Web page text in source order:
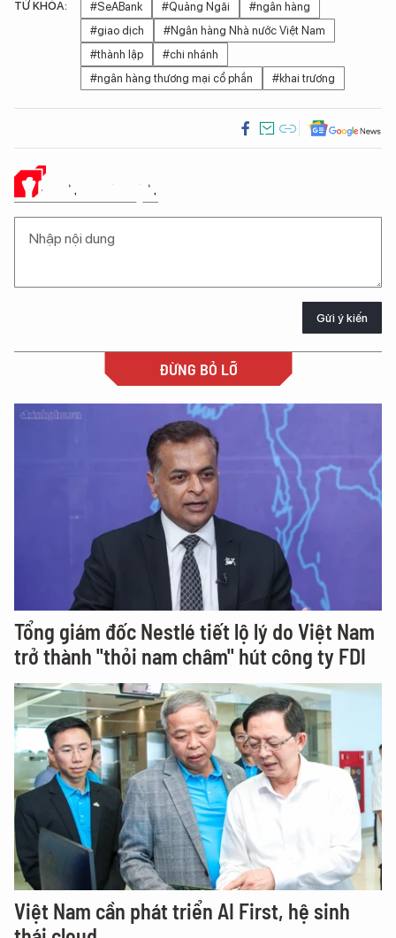
TỪ KHÓA: #SeABank #Quảng Ngãi
#ngân hàng
#giao dịch
#Ngân hàng Nhà nước Việt Nam
#thành lập
#chi nhánh
#ngân hàng thương mại cổ phần
#khai trương
Ý KIẾN CỦA BẠN
Gửi ý kiến
ĐỪNG BỎ LỠ
Tổng giám đốc Nestlé tiết lộ lý do Việt Nam
trở thành "thỏi nam châm" hút công ty FDI
Việt Nam cần phát triển AI First, hệ sinh